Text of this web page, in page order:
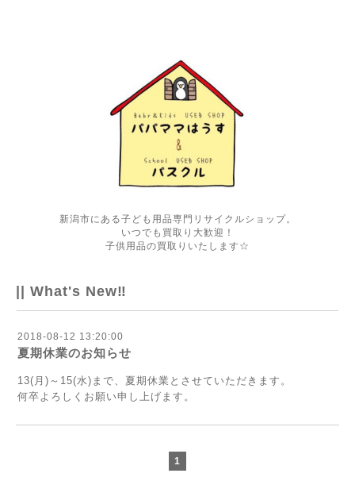
新潟市にある子ども用品専門リサイクルショップ。
いつでも買取り大歓迎！
子供用品の買取りいたします☆
|| What's New‼
2018-08-12 13:20:00
夏期休業のお知らせ
13(月)～15(水)まで、夏期休業とさせていただきます。
何卒よろしくお願い申し上げます。
1